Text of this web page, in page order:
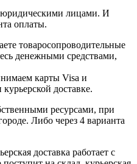
лицами. И
оплаты.
товаросопроводительные
денежными средствами,
карты Visa и
доставке.
ресурсами, при
Либо через 4 варианта
доставка работает с